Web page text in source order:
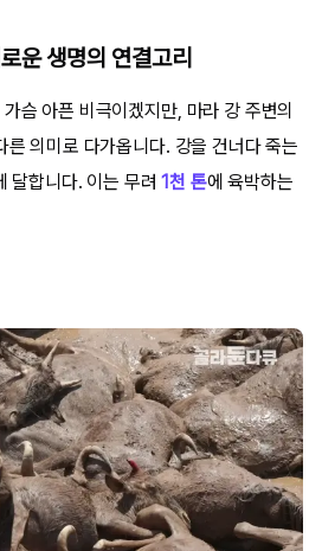
운 생명의 연결고리
슴 아픈 비극이겠지만, 마라 강 주변의
른 의미로 다가옵니다. 강을 건너다 죽는
달합니다. 이는 무려1천 톤에 육박하는